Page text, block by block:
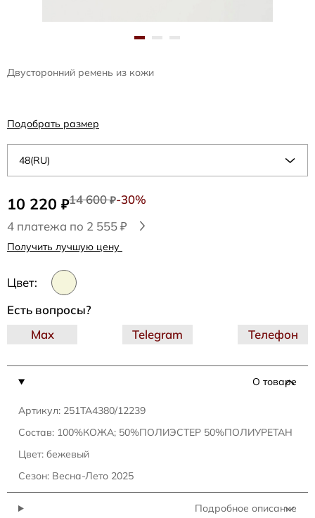
Двусторонний ремень из кожи
10 220 ₽14 600₽-30%
4 платежа по 2 555 ₽
Получить лучшую цену
Цвет:
48(RU)
Подобрать размер
О товаре
Артикул: 251TA4380/12239
Состав: 100%КОЖА; 50%ПОЛИЭСТЕР 50%ПОЛИУРЕТАН
Цвет: бежевый
Сезон: Весна-Лето 2025
Подробное описание
Есть вопросы?
Telegram
Max Телефон